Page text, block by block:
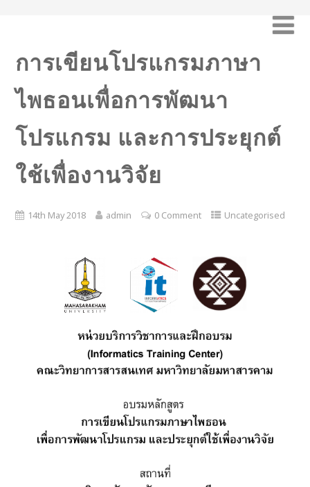
การเขียนโปรแกรมภาษา
ไพธอนเพื่อการพัฒนา
โปรแกรม และการประยุกต์
ใช้เพื่องานวิจัย
14th May 2018 admin 0 Comment Uncategorised